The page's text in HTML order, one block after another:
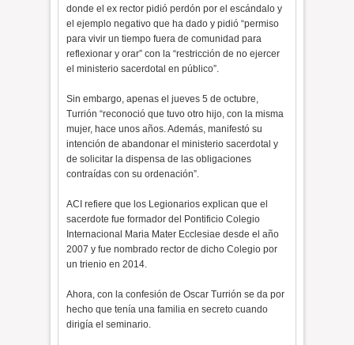
donde el ex rector pidió perdón por el escándalo y
el ejemplo negativo que ha dado y pidió “permiso
para vivir un tiempo fuera de comunidad para
reflexionar y orar” con la “restricción de no ejercer
el ministerio sacerdotal en público”.
Sin embargo, apenas el jueves 5 de octubre,
Turrión “reconoció que tuvo otro hijo, con la misma
mujer, hace unos años. Además, manifestó su
intención de abandonar el ministerio sacerdotal y
de solicitar la dispensa de las obligaciones
contraídas con su ordenación”.
ACI refiere que los Legionarios explican que el
sacerdote fue formador del Pontificio Colegio
Internacional Maria Mater Ecclesiae desde el año
2007 y fue nombrado rector de dicho Colegio por
un trienio en 2014.
Ahora, con la confesión de Oscar Turrión se da por
hecho que tenía una familia en secreto cuando
dirigía el seminario.